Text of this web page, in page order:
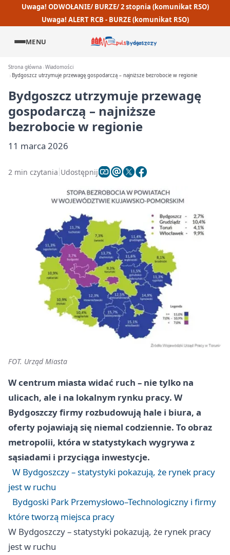
Uwaga! ODWOŁANIE/ BURZE/ 2 stopnia (komunikat RSO)
Uwaga! ALERT RCB - BURZE (komunikat RSO)
MENU
Strona główna Wiadomości
Bydgoszcz utrzymuje przewagę gospodarczą – najniższe bezrobocie w regionie
Bydgoszcz utrzymuje przewagę
gospodarczą – najniższe
bezrobocie w regionie
11 marca 2026
2 min czytania Udostępnij
FOT. Urząd Miasta
W centrum miasta widać ruch – nie tylko na
ulicach, ale i na lokalnym rynku pracy. W
Bydgoszczy firmy rozbudowują hale i biura, a
oferty pojawiają się niemal codziennie. To obraz
metropolii, która w statystykach wygrywa z
sąsiadami i przyciąga inwestycje.
W Bydgoszczy – statystyki pokazują, że rynek pracy
jest w ruchu
Bydgoski Park Przemysłowo–Technologiczny i firmy
które tworzą miejsca pracy
W Bydgoszczy – statystyki pokazują, że rynek pracy
jest w ruchu